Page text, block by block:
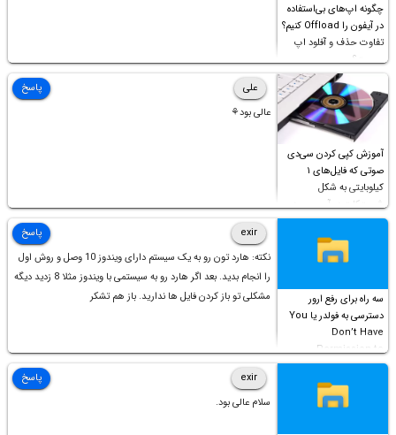
چگونه اپ‌های بی‌استفاده
در آیفون را Offload کنیم؟
تفاوت حذف و آفلود اپ
چیست؟
آموزش کپی کردن سی‌دی
صوتی که فایل‌های ۱
کیلوبایتی به شکل
شورت‌کات در آن موجود
است!
علی
عالی بود⚘
پاسخ
سه راه برای رفع ارور
دسترسی به فولدر یا You
Don’t Have
Permission to
Access this folder
exir
نکته: هارد تون رو به یک سیستم دارای ویندوز 10 وصل و روش اول
را انجام بدید. بعد اگر هارد رو به سیستمی با ویندوز مثلا 8 زدید دیگه
مشکلی تو باز کردن فایل ها ندارید. باز هم تشکر
پاسخ
exir
سلام عالی بود.
پاسخ